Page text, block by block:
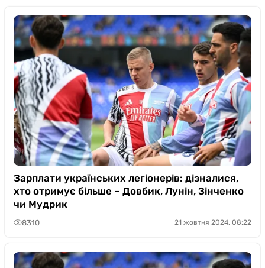
Зарплати українських легіонерів: дізналися,
хто отримує більше – Довбик, Лунін, Зінченко
чи Мудрик
8310 21 жовтня 2024, 08:22